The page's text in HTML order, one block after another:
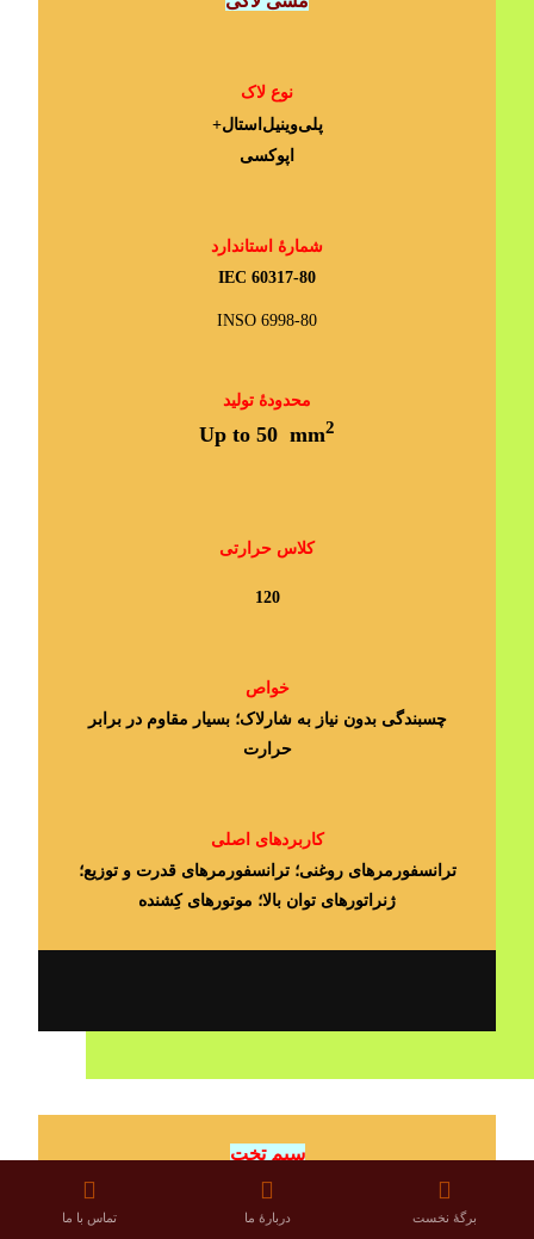
نوع لاک
پلی‌وینیل‌استال+
اپوکسی
شمارۀ استاندارد
IEC 60317-80
INSO 6998-80
محدودۀ تولید
Up to 50 mm2
کلاس حرارتی
120
خواص
چسبندگی بدون نیاز به شارلاک؛ بسیار مقاوم در برابر
حرارت
کاربردهای اصلی
ترانسفورمرهای روغنی؛ ترانسفورمرهای قدرت و توزیع؛
ژنراتورهای توان بالا؛ موتورهای کِشنده
سیم تخت
آلومینیومی لاکی
برگۀ نخست دربارۀ ما تماس با ما